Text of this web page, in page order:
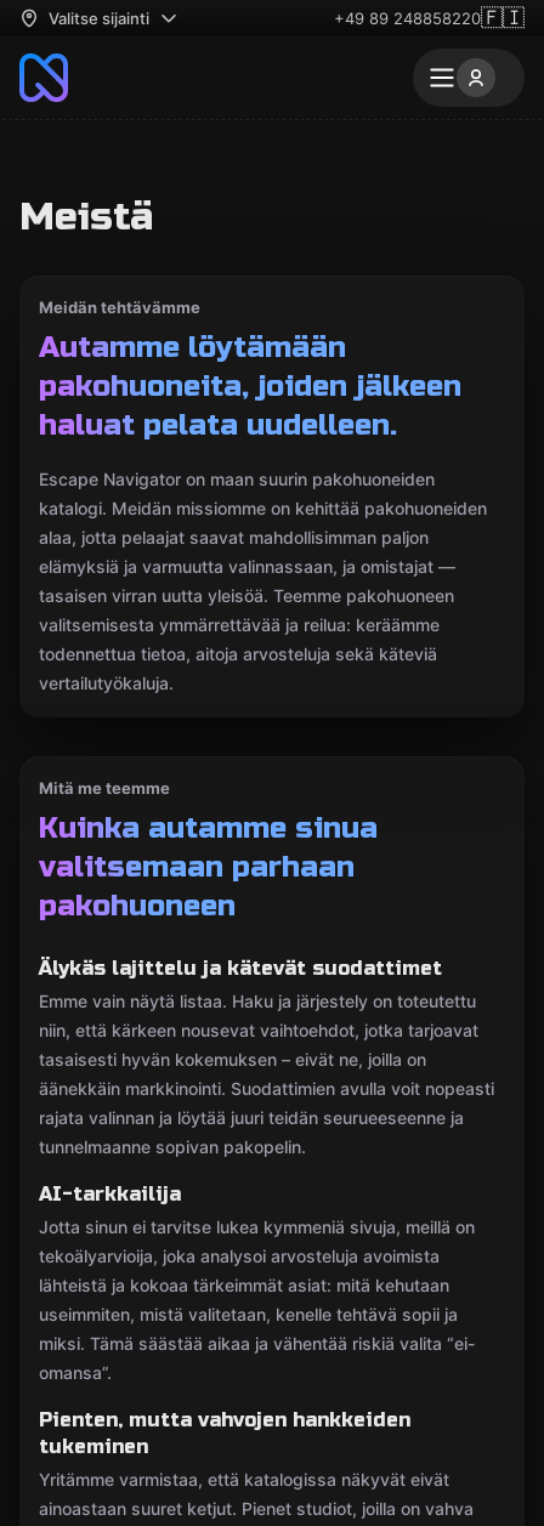
Valitse sijainti +49 89 248858220🇫🇮
Meistä
Meidän tehtävämme
Autamme löytämään
pakohuoneita, joiden jälkeen
haluat pelata uudelleen.
Escape Navigator on maan suurin pakohuoneiden
katalogi. Meidän missiomme on kehittää pakohuoneiden
alaa, jotta pelaajat saavat mahdollisimman paljon
elämyksiä ja varmuutta valinnassaan, ja omistajat —
tasaisen virran uutta yleisöä. Teemme pakohuoneen
valitsemisesta ymmärrettävää ja reilua: keräämme
todennettua tietoa, aitoja arvosteluja sekä käteviä
vertailutyökaluja.
Mitä me teemme
Kuinka autamme sinua
valitsemaan parhaan
pakohuoneen
Älykäs lajittelu ja kätevät suodattimet
Emme vain näytä listaa. Haku ja järjestely on toteutettu
niin, että kärkeen nousevat vaihtoehdot, jotka tarjoavat
tasaisesti hyvän kokemuksen – eivät ne, joilla on
äänekkäin markkinointi. Suodattimien avulla voit nopeasti
rajata valinnan ja löytää juuri teidän seurueeseenne ja
tunnelmaanne sopivan pakopelin.
AI-tarkkailija
Jotta sinun ei tarvitse lukea kymmeniä sivuja, meillä on
tekoälyarvioija, joka analysoi arvosteluja avoimista
lähteistä ja kokoaa tärkeimmät asiat: mitä kehutaan
useimmiten, mistä valitetaan, kenelle tehtävä sopii ja
miksi. Tämä säästää aikaa ja vähentää riskiä valita “ei-
omansa”.
Pienten, mutta vahvojen hankkeiden
tukeminen
Yritämme varmistaa, että katalogissa näkyvät eivät
ainoastaan suuret ketjut. Pienet studiot, joilla on vahva